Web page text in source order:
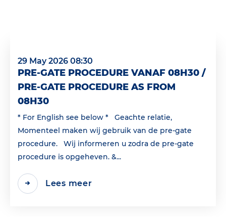
29 May 2026 08:30
PRE-GATE PROCEDURE VANAF 08H30 /
PRE-GATE PROCEDURE AS FROM
08H30
* For English see below * Geachte relatie,
Momenteel maken wij gebruik van de pre-gate
procedure. Wij informeren u zodra de pre-gate
procedure is opgeheven. &...
Lees meer